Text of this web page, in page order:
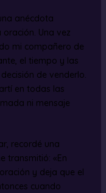
anécdota
Una vez
mi compañero de
el tiempo y las
de venderlo.
en todas las
ni mensaje
recordé una
transmitió: «En
y deja que el
cuando